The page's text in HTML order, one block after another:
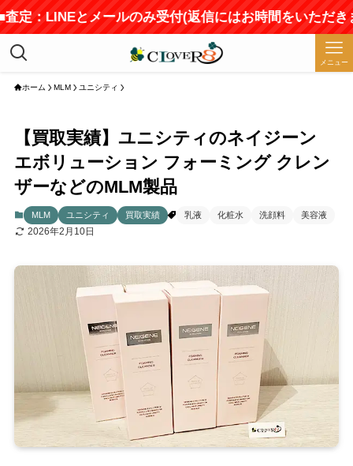
LINEとメールのみ受付(返信にはお時間をいただきます)
メニュー
ホーム MLM ユニシティ
【買取実績】ユニシティのネイジーン
エボリューション フォーミング クレン
ザーなどのMLM製品
MLM ユニシティ 買取実績 乳液 化粧水 洗顔料 美容液
2026年2月10日